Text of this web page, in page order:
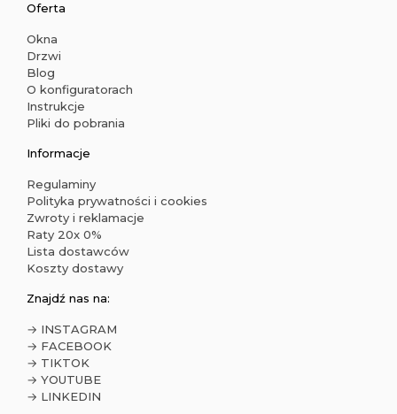
Oferta
Okna
Drzwi
Blog
O konfiguratorach
Instrukcje
Pliki do pobrania
Informacje
Regulaminy
Polityka prywatności i cookies
Zwroty i reklamacje
Raty 20x 0%
Lista dostawców
Koszty dostawy
Znajdź nas na:
→ INSTAGRAM
→ FACEBOOK
→ TIKTOK
→ YOUTUBE
→ LINKEDIN